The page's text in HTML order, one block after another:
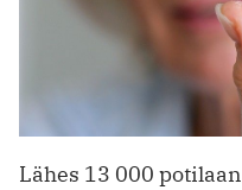
Lähes 13 000